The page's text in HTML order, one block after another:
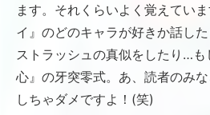
ます。それくらいよく覚えてい
イ』のどのキャラが好きか話し
ストラッシュの真似をしたり…も
心』の牙突零式。あ、読者のみ
しちゃダメですよ！(笑)